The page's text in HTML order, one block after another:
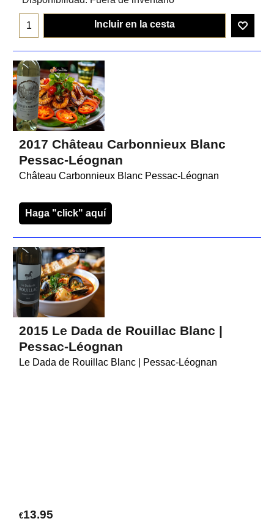
Incluir en la cesta
2017 Château Carbonnieux Blanc
Pessac-Léognan
Château Carbonnieux Blanc Pessac-Léognan
Haga "click" aquí
2015 Le Dada de Rouillac Blanc |
Pessac-Léognan
Le Dada de Rouillac Blanc | Pessac-Léognan
€13.95